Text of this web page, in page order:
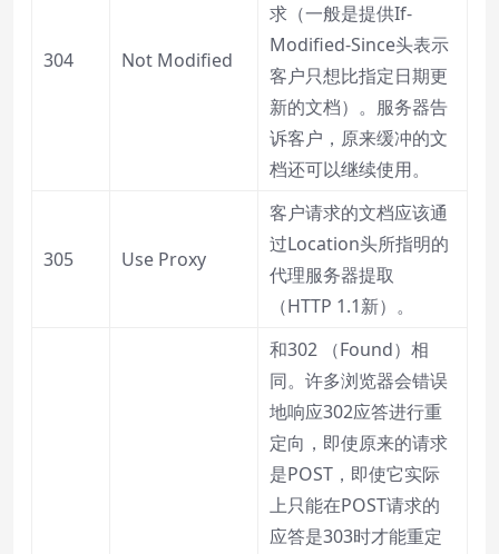
304 Not Modified
求（一般是提供If-
Modified-Since头表示
客户只想比指定日期更
新的文档）。服务器告
诉客户，原来缓冲的文
档还可以继续使用。
305 Use Proxy
客户请求的文档应该通
过Location头所指明的
代理服务器提取
（HTTP 1.1新）。
和302 （Found）相
同。许多浏览器会错误
地响应302应答进行重
定向，即使原来的请求
是POST，即使它实际
上只能在POST请求的
应答是303时才能重定